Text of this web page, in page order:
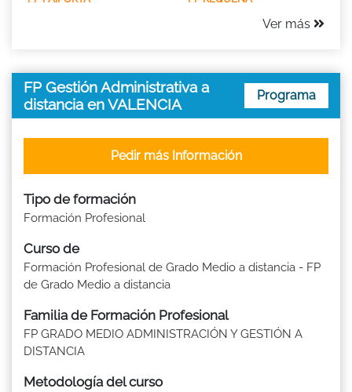
Ver más
FP Gestión Administrativa a
distancia en VALENCIA
Programa
Tipo de formación
Formación Profesional
Curso de
Formación Profesional de Grado Medio a distancia - FP
de Grado Medio a distancia
Familia de Formación Profesional
FP GRADO MEDIO ADMINISTRACIÓN Y GESTIÓN A
DISTANCIA
Metodología del curso
Pedir más Información